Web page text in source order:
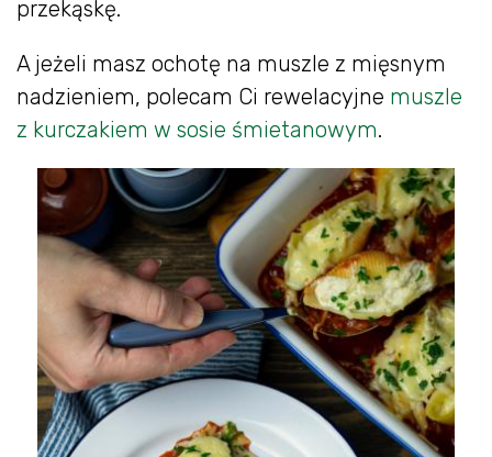
przekąskę.
A jeżeli masz ochotę na muszle z mięsnym
nadzieniem, polecam Ci rewelacyjne muszle
z kurczakiem w sosie śmietanowym.